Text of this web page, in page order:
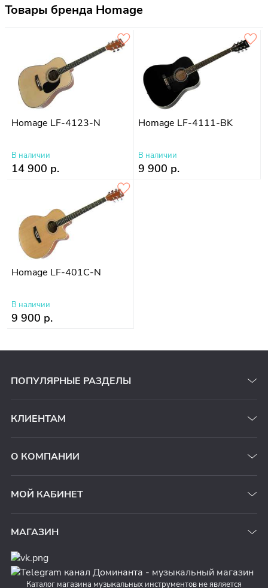
Товары бренда Homage
Homage LF-4123-N
В наличии
14 900 р.
Homage LF-4111-BK
В наличии
9 900 р.
Homage LF-401C-N
В наличии
9 900 р.
ПОПУЛЯРНЫЕ РАЗДЕЛЫ
КЛИЕНТАМ
О КОМПАНИИ
МОЙ КАБИНЕТ
МАГАЗИН
Каталог магазина музыкальных инструментов не является